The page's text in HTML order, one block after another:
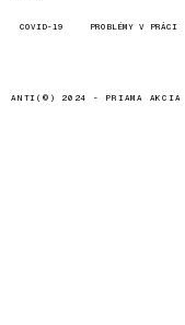
COVID-19 PROBLÉMY V PRÁCI
ANTI(©) 2024 - PRIAMA AKCIA